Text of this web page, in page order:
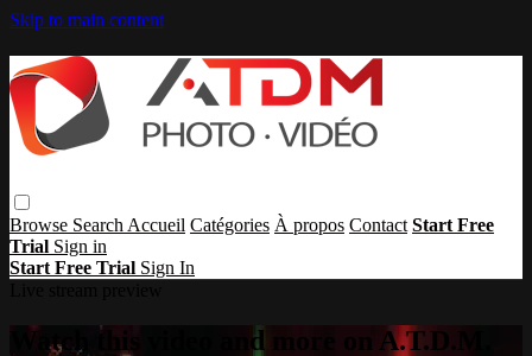
Skip to main content
Browse Search Accueil Catégories À propos Contact Start Free
Trial Sign in
Start Free Trial Sign In
Watch this video and more on A.T.D.M.